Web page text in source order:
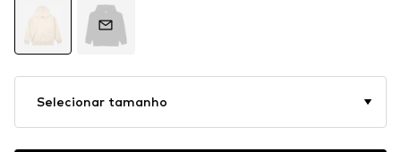
Selecionar tamanho